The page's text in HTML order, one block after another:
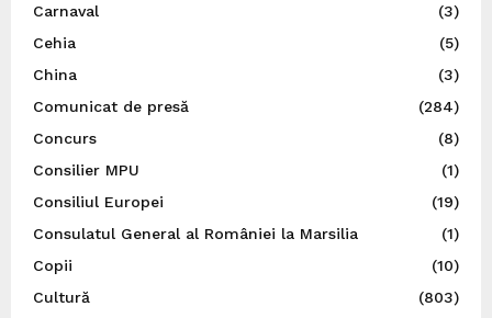
Carnaval
(3)
Cehia
(5)
China
(3)
Comunicat de presă
(284)
Concurs
(8)
Consilier MPU
(1)
Consiliul Europei
(19)
Consulatul General al României la Marsilia
(1)
Copii
(10)
Cultură
(803)